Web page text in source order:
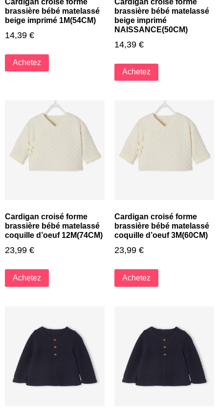
brassière bébé matelassé
beige imprimé 1M(54CM)
14,39 €
Achetez
brassière bébé matelassé
beige imprimé
NAISSANCE(50CM)
14,39 €
Achetez
Cardigan croisé forme
brassière bébé matelassé
coquille d’oeuf 12M(74CM)
23,99 €
Achetez
Cardigan croisé forme
brassière bébé matelassé
coquille d’oeuf 3M(60CM)
23,99 €
Achetez